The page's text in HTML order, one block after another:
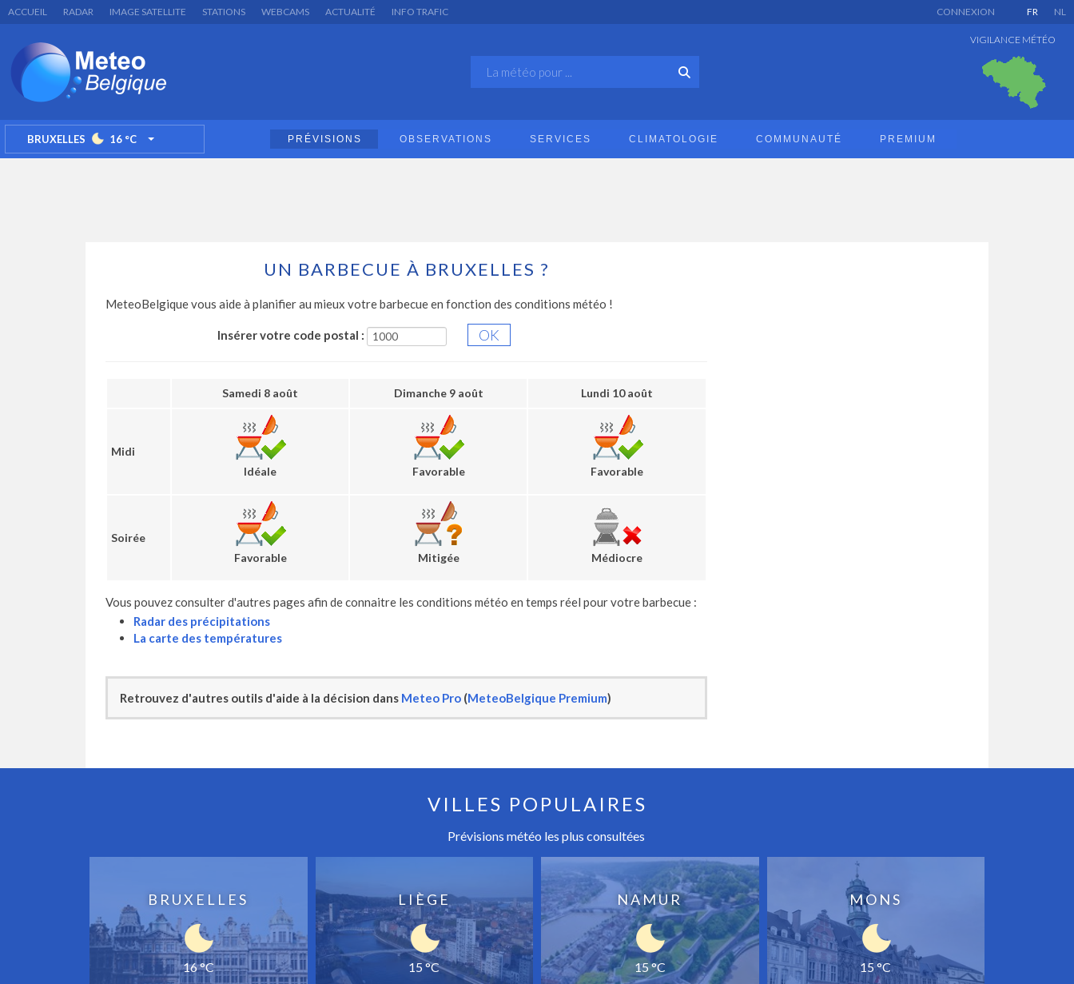
ACCUEIL RADAR IMAGE SATELLITE STATIONS WEBCAMS ACTUALITÉ INFO TRAFIC FR NL
CONNEXION
VIGILANCE MÉTÉO
BRUXELLES 16°C TOGGLE DROPDOWN PRÉVISIONS OBSERVATIONS SERVICES CLIMATOLOGIE COMMUNAUTÉ PREMIUM
UN BARBECUE À BRUXELLES ?
MeteoBelgique vous aide à planifier au mieux votre barbecue en fonction des conditions météo !
Insérer votre code postal :
Samedi 8 août Dimanche 9 août Lundi 10 août
Midi
Idéale
Favorable Favorable
Soirée
Favorable
Mitigée Médiocre
Vous pouvez consulter d'autres pages afin de connaitre les conditions météo en temps réel pour votre barbecue :
Radar des précipitations
La carte des températures
Retrouvez d'autres outils d'aide à la décision dans Meteo Pro (MeteoBelgique Premium)
VILLES POPULAIRES
Prévisions météo les plus consultées
BRUXELLES
16 °C
LIÈGE
15 °C
NAMUR
15 °C
MONS
15 °C